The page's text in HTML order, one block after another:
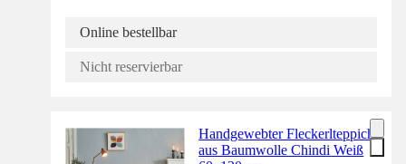
Online bestellbar
Nicht reservierbar
Handgewebter Fleckerlteppich
aus Baumwolle Chindi Weiß